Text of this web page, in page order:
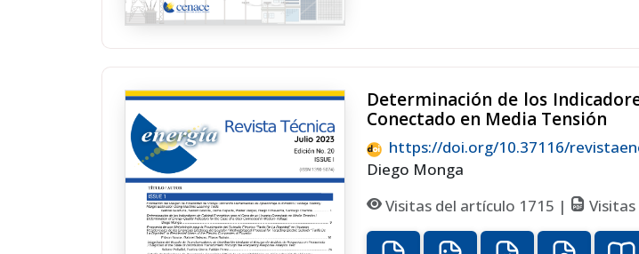
Determinación de los
Conectado en Media Tensión
https://doi.org/10.37116/
Diego Monga
Visitas del artículo 1715 |
Visitas